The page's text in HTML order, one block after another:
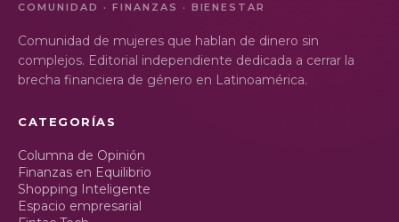
COMUNIDAD · FINANZAS · BIENESTAR
Comunidad de mujeres que hablan de dinero sin
complejos. Editorial independiente dedicada a cerrar la
brecha financiera de género en Latinoamérica.
CATEGORÍAS
Columna de Opinión
Finanzas en Equilibrio
Shopping Inteligente
Espacio empresarial